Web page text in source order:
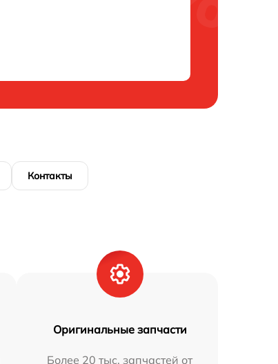
Контакты
Оригинальные запчасти
Более 20 тыс. запчастей от